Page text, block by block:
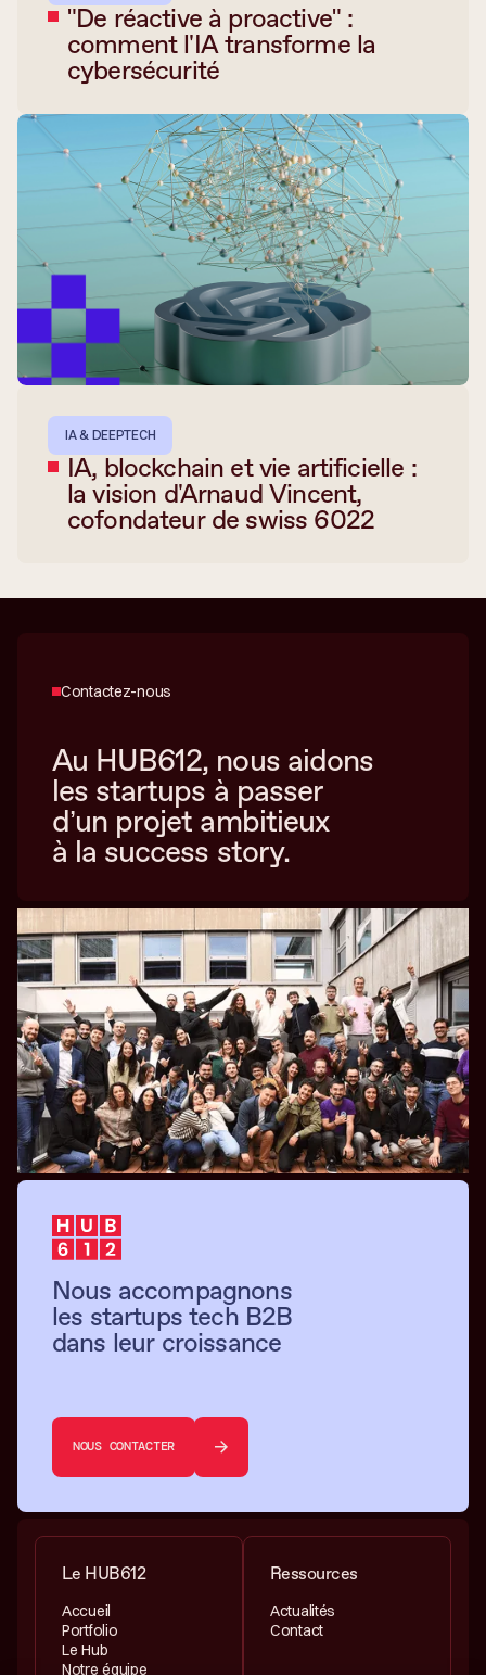
"De réactive à proactive" :
comment l'IA transforme la
cybersécurité
IA & DEEPTECH
IA, blockchain et vie artificielle :
la vision d'Arnaud Vincent,
cofondateur de swiss 6022
Contactez-nous
Au HUB612, nous aidons
les startups à passer
d’un projet ambitieux
à la success story.
Nous accompagnons
les startups tech B2B
dans leur croissance
NOUS CONTACTER
Le HUB612
Accueil
Portfolio
Le Hub
Notre équipe
Ressources
Actualités
Contact